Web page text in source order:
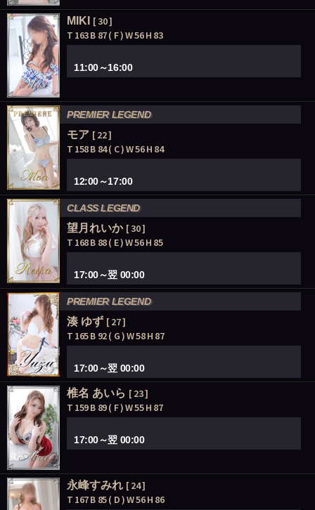
MIKI [ 30 ]
T 163 B 87 ( F ) W 56 H 83
11:00～16:00
PREMIER LEGEND
モア [ 22 ]
T 158 B 84 ( C ) W 56 H 84
12:00～17:00
CLASS LEGEND
望月れいか [ 30 ]
T 168 B 88 ( E ) W 56 H 85
17:00～翌 00:00
PREMIER LEGEND
湊 ゆず [ 27 ]
T 165 B 92 ( G ) W 58 H 87
17:00～翌 00:00
椎名 あいら [ 23 ]
T 159 B 89 ( F ) W 55 H 87
17:00～翌 00:00
永峰すみれ [ 24 ]
T 167 B 85 ( D ) W 56 H 86